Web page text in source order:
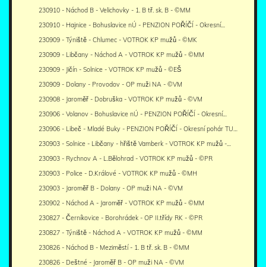
230910 - Náchod B - Velichovky - 1. B tř. sk. B - ©MM
230910 - Hajnice - Bohuslavice nÚ - PENZION POŘÍČÍ - Okresní…
230909 - Týniště - Chlumec - VOTROK KP mužů - ©MK
230909 - Libčany - Náchod A - VOTROK KP mužů - ©MM
230909 - Jičín - Solnice - VOTROK KP mužů - ©EŠ
230909 - Dolany - Provodov - OP muži NA - ©VM
230908 - Jaroměř - Dobruška - VOTROK KP mužů - ©VM
230906 - Volanov - Bohuslavice nÚ - PENZION POŘÍČÍ - Okresní…
230906 - Libeč - Mladé Buky - PENZION POŘÍČÍ - Okresní pohár TU…
230903 - Solnice - Libčany - hřiště Vamberk - VOTROK KP mužů -…
230903 - Rychnov A - L.Bělohrad - VOTROK KP mužů - ©PR
230903 - Police - D.Králové - VOTROK KP mužů - ©MH
230903 - Jaroměř B - Dolany - OP muži NA - ©VM
230902 - Náchod A - Jaroměř - VOTROK KP mužů - ©MM
230827 - Černíkovice - Borohrádek - OP II.třídy RK - ©PR
230827 - Týniště - Náchod A - VOTROK KP mužů - ©MM
230826 - Náchod B - Meziměstí - 1. B tř. sk. B - ©MM
230826 - Deštné - Jaroměř B - OP muži NA - ©VM